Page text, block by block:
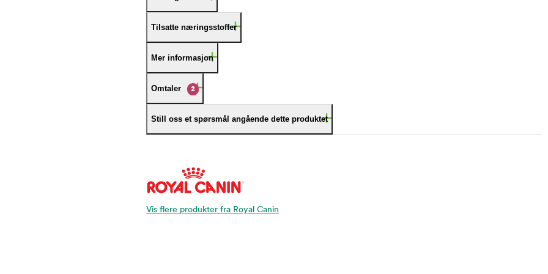
Tilsatte næringsstoffer
Mer informasjon
Omtaler 2
Still oss et spørsmål angående dette produktet
Vis flere produkter fra Royal Canin